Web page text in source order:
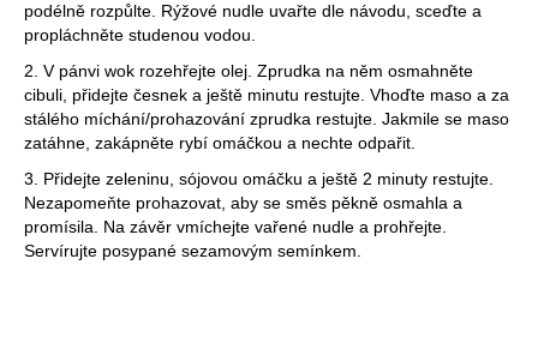
podélně rozpůlte. Rýžové nudle uvařte dle návodu, sceďte a
propláchněte studenou vodou.
2. V pánvi wok rozehřejte olej. Zprudka na něm osmahněte
cibuli, přidejte česnek a ještě minutu restujte. Vhoďte maso a za
stálého míchání/prohazování zprudka restujte. Jakmile se maso
zatáhne, zakápněte rybí omáčkou a nechte odpařit.
3. Přidejte zeleninu, sójovou omáčku a ještě 2 minuty restujte.
Nezapomeňte prohazovat, aby se směs pěkně osmahla a
promísila. Na závěr vmíchejte vařené nudle a prohřejte.
Servírujte posypané sezamovým semínkem.